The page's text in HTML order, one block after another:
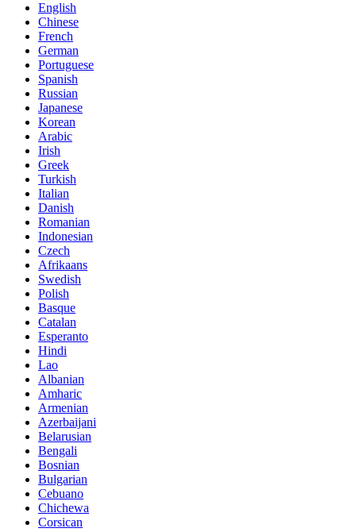
English
Chinese
French
German
Portuguese
Spanish
Russian
Japanese
Korean
Arabic
Irish
Greek
Turkish
Italian
Danish
Romanian
Indonesian
Czech
Afrikaans
Swedish
Polish
Basque
Catalan
Esperanto
Hindi
Lao
Albanian
Amharic
Armenian
Azerbaijani
Belarusian
Bengali
Bosnian
Bulgarian
Cebuano
Chichewa
Corsican